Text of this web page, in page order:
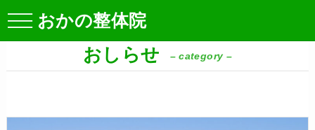
おかの整体院
おしらせ – category –